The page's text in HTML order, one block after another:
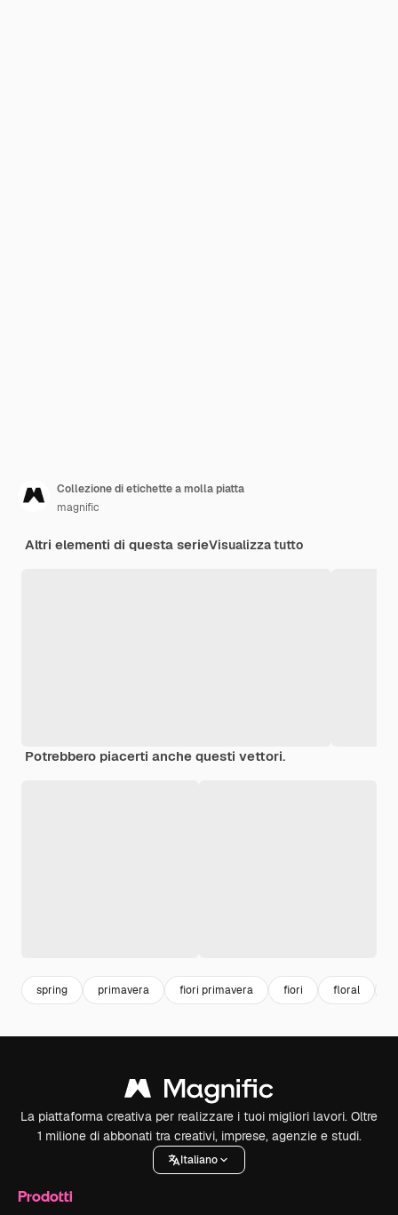
Collezione di etichette a molla piatta
magnific
Altri elementi di questa serieVisualizza tutto
Potrebbero piacerti anche questi vettori.
spring primavera fiori primavera fiori floral
La piattaforma creativa per realizzare i tuoi migliori lavori. Oltre
1 milione di abbonati tra creativi, imprese, agenzie e studi.
Italiano
Prodotti